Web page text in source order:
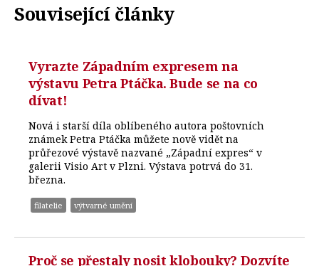
Související články
Vyrazte Západním expresem na
výstavu Petra Ptáčka. Bude se na co
dívat!
Nová i starší díla oblíbeného autora poštovních
známek Petra Ptáčka můžete nově vidět na
průřezové výstavě nazvané „Západní expres“ v
galerii Visio Art v Plzni. Výstava potrvá do 31.
března.
filatelie výtvarné umění
Proč se přestaly nosit klobouky? Dozvíte